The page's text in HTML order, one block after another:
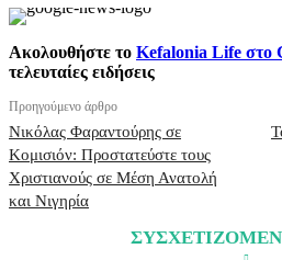
Ακολουθήστε το Kefalonia Life στο
τελευταίες ειδήσεις
Προηγούμενο άρθρο
Νικόλας Φαραντούρης σε
Κομισιόν: Προστατεύστε τους
Χριστιανούς σε Μέση Ανατολή
και Νιγηρία